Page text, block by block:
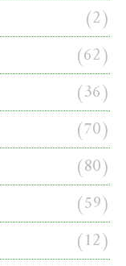
(2)
(62)
(36)
(70)
(80)
(59)
(12)